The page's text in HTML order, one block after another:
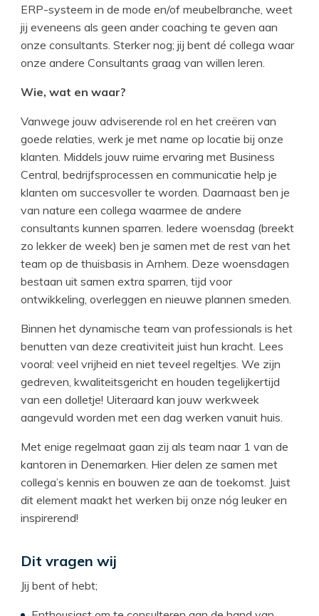
ERP-systeem in de mode en/of meubelbranche, weet
jij eveneens als geen ander coaching te geven aan
onze consultants. Sterker nog; jij bent dé collega waar
onze andere Consultants graag van willen leren.
Wie, wat en waar?
Vanwege jouw adviserende rol en het creëren van
goede relaties, werk je met name op locatie bij onze
klanten. Middels jouw ruime ervaring met Business
Central, bedrijfsprocessen en communicatie help je
klanten om succesvoller te worden. Daarnaast ben je
van nature een collega waarmee de andere
consultants kunnen sparren. Iedere woensdag (breekt
zo lekker de week) ben je samen met de rest van het
team op de thuisbasis in Arnhem. Deze woensdagen
bestaan uit samen extra sparren, tijd voor
ontwikkeling, overleggen en nieuwe plannen smeden.
Binnen het dynamische team van professionals is het
benutten van deze creativiteit juist hun kracht. Lees
vooral: veel vrijheid en niet teveel regeltjes. We zijn
gedreven, kwaliteitsgericht en houden tegelijkertijd
van een dolletje! Uiteraard kan jouw werkweek
aangevuld worden met een dag werken vanuit huis.
Met enige regelmaat gaan zij als team naar 1 van de
kantoren in Denemarken. Hier delen ze samen met
collega’s kennis en bouwen ze aan de toekomst. Juist
dit element maakt het werken bij onze nóg leuker en
inspirerend!
Dit vragen wij
Jij bent of hebt;